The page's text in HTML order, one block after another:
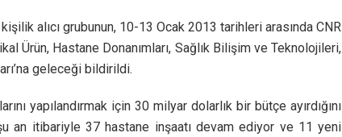
alıcı grubunun, 10-13 Ocak 2013 tarihleri arasında CNR
Ürün, Hastane Donanımları, Sağlık Bilişim ve Teknolojileri,
geleceği bildirildi.
yapılandırmak için 30 milyar dolarlık bir bütçe ayırdığını
an itibariyle 37 hastane inşaatı devam ediyor ve 11 yeni